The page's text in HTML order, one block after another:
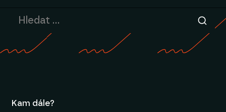
Kam dále?